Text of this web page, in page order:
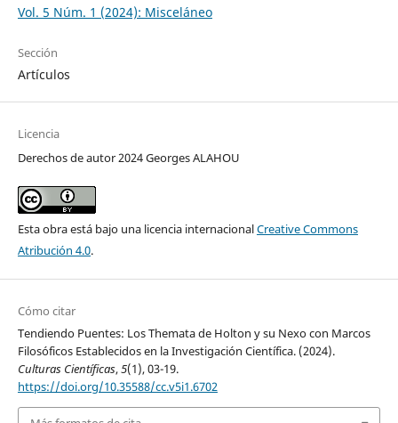
Vol. 5 Núm. 1 (2024): Misceláneo
Sección
Artículos
Licencia
Derechos de autor 2024 Georges ALAHOU
Esta obra está bajo una licencia internacionalCreative Commons
Atribución 4.0.
Cómo citar
Tendiendo Puentes: Los Themata de Holton y su Nexo con Marcos
Filosóficos Establecidos en la Investigación Científica. (2024).
Culturas Científicas,5(1), 03-19.
https://doi.org/10.35588/cc.v5i1.6702